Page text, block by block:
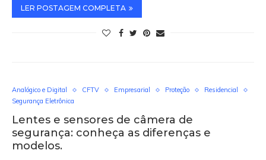
LER POSTAGEM COMPLETA
Analógico e Digital CFTV Empresarial Proteção
Residencial
Segurança Eletrônica
Lentes e sensores de câmera de
segurança: conheça as diferenças e
modelos.